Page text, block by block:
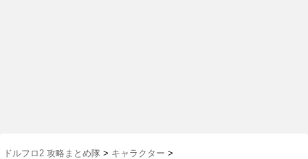
ドルフロ2 攻略まとめ隊 > キャラクター >